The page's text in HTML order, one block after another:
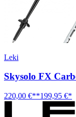
Leki
Skysolo FX
220,00 €**199,95 €*